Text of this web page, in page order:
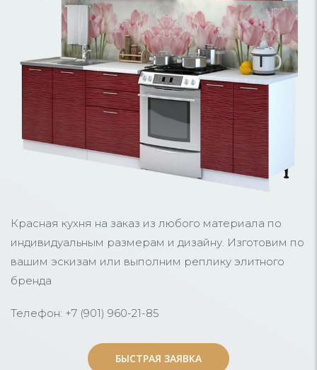
Красная кухня на заказ из любого материала по
индивидуальным размерам и дизайну. Изготовим по
вашим эскизам или выполним реплику элитного
бренда
Телефон: +7 (901) 960-21-85
БЫСТРАЯ ЗАЯВКА
БЫСТРАЯ ЗАЯВКА